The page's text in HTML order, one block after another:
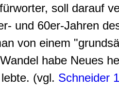
soll darauf
und 60er-Jahren
von einem
habe Neues
(vgl. Schneider